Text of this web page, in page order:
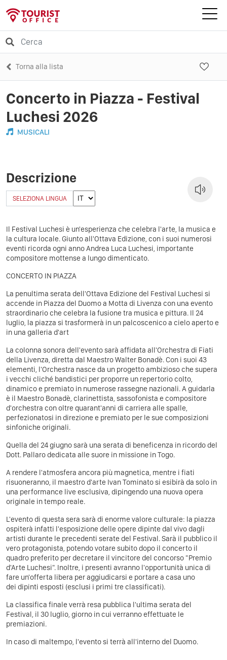
Torna alla lista
Concerto in Piazza - Festival
Luchesi 2026
MUSICALI
Descrizione
SELEZIONA LINGUA
Il Festival Luchesi è un'esperienza che celebra l'arte, la musica e
la cultura locale. Giunto all'Ottava Edizione, con i suoi numerosi
eventi ricorda ogni anno Andrea Luca Luchesi, importante
compositore mottense a lungo dimenticato.
CONCERTO IN PIAZZA
La penultima serata dell'Ottava Edizione del Festival Luchesi si
accende in Piazza del Duomo a Motta di Livenza con una evento
straordinario che celebra la fusione tra musica e pittura. Il 24
luglio, la piazza si trasformerà in un palcoscenico a cielo aperto e
in una galleria d'art
La colonna sonora dell'evento sarà affidata all'Orchestra di Fiati
della Livenza, diretta dal Maestro Walter Bonadè. Con i suoi 43
elementi, l'Orchestra nasce da un progetto ambizioso che supera
i vecchi cliché bandistici per proporre un repertorio colto,
dinamico e premiato in numerose rassegne nazionali. A guidarla
è il Maestro Bonadè, clarinettista, sassofonista e compositore
d'orchestra con oltre quarant'anni di carriera alle spalle,
perfezionatosi in direzione e premiato per le sue composizioni
sinfoniche originali.
Quella del 24 giugno sarà una serata di beneficenza in ricordo del
Dott. Pallaro dedicata alle suore in missione in Togo.
A rendere l'atmosfera ancora più magnetica, mentre i fiati
risuoneranno, il maestro d'arte Ivan Tominato si esibirà da solo in
una performance live esclusiva, dipingendo una nuova opera
originale in tempo reale.
L'evento di questa sera sarà di enorme valore culturale: la piazza
ospiterà infatti l'esposizione delle opere dipinte dal vivo dagli
artisti durante le precedenti serate del Festival. Sarà il pubblico il
vero protagonista, potendo votare subito dopo il concerto il
quadro preferito per decretare il vincitore del concorso "Premio
d'Arte Luchesi". Inoltre, i presenti avranno l'opportunità unica di
fare un'offerta libera per aggiudicarsi e portare a casa uno
dei dipinti esposti (esclusi i primi tre classificati).
La classifica finale verrà resa pubblica l'ultima serata del
Festival, il 30 luglio, giorno in cui verranno effettuate le
premiazioni.
In caso di maltempo, l'evento si terrà all'interno del Duomo.